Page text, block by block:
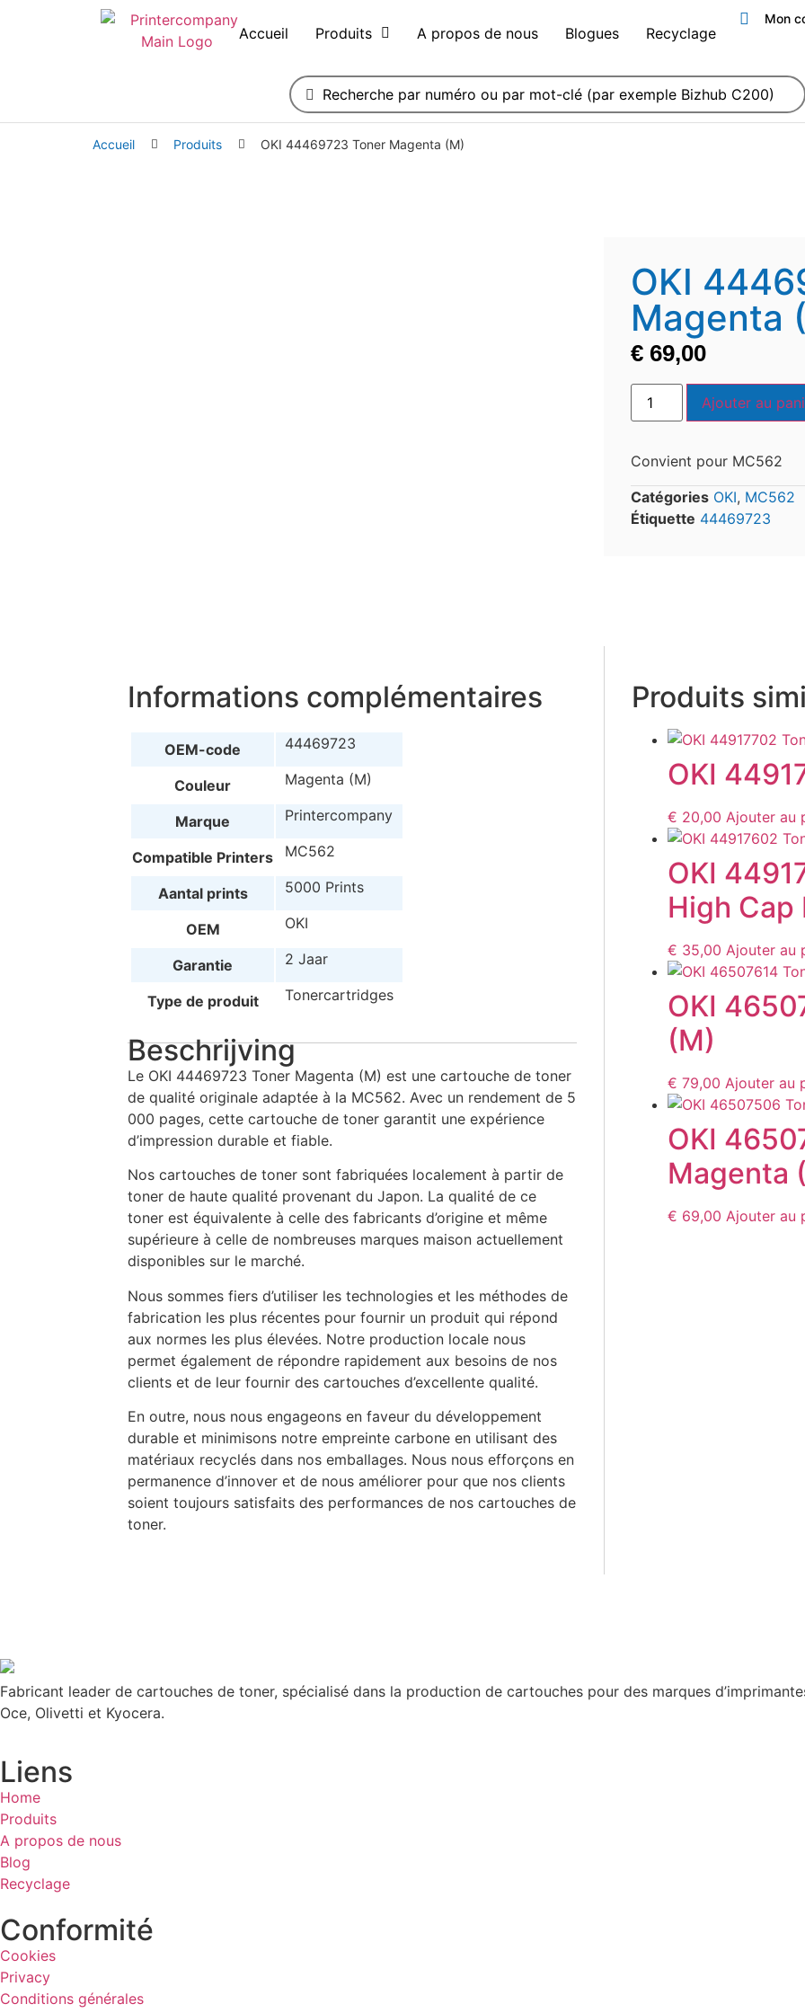
Accueil Produits A propos de nous Blogues Recyclage
Mon
Accueil Produits OKI 44469723 Toner Magenta (M)
OKI
Magenta
€ 69,00
Ajouter au
Convient pour MC562
Catégories OKI, MC562
Étiquette 44469723
Informations complémentaires
OEM-code 44469723
Couleur Magenta (M)
Marque Printercompany
Compatible Printers MC562
Aantal prints 5000 Prints
OEM OKI
Garantie 2 Jaar
Type de produit Tonercartridges
Beschrijving
Le OKI 44469723 Toner Magenta (M) est une cartouche de toner
de qualité originale adaptée à la MC562. Avec un rendement de 5
000 pages, cette cartouche de toner garantit une expérience
d’impression durable et fiable.
Nos cartouches de toner sont fabriquées localement à partir de
toner de haute qualité provenant du Japon. La qualité de ce
toner est équivalente à celle des fabricants d’origine et même
supérieure à celle de nombreuses marques maison actuellement
disponibles sur le marché.
Nous sommes fiers d’utiliser les technologies et les méthodes de
fabrication les plus récentes pour fournir un produit qui répond
aux normes les plus élevées. Notre production locale nous
permet également de répondre rapidement aux besoins de nos
clients et de leur fournir des cartouches d’excellente qualité.
En outre, nous nous engageons en faveur du développement
durable et minimisons notre empreinte carbone en utilisant des
matériaux recyclés dans nos emballages. Nous nous efforçons en
permanence d’innover et de nous améliorer pour que nos clients
soient toujours satisfaits des performances de nos cartouches de
toner.
Produits
OKI
€ 20,00 Ajouter au
OKI
High Cap
€ 35,00 Ajouter au
OKI
(M)
€ 79,00 Ajouter au
OKI
Magenta
€ 69,00 Ajouter au
Fabricant leader de cartouches de toner, spécialisé dans la production de cartouches pour des marques
Oce, Olivetti et Kyocera.
Liens
Home
Produits
A propos de nous
Blog
Recyclage
Conformité
Cookies
Privacy
Conditions générales